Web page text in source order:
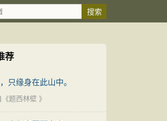
荐
只缘身在此山中。
《题西林壁 》